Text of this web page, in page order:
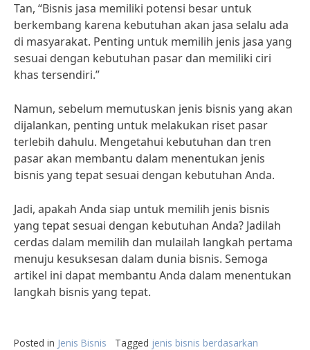
Tan, “Bisnis jasa memiliki potensi besar untuk
berkembang karena kebutuhan akan jasa selalu ada
di masyarakat. Penting untuk memilih jenis jasa yang
sesuai dengan kebutuhan pasar dan memiliki ciri
khas tersendiri.”
Namun, sebelum memutuskan jenis bisnis yang akan
dijalankan, penting untuk melakukan riset pasar
terlebih dahulu. Mengetahui kebutuhan dan tren
pasar akan membantu dalam menentukan jenis
bisnis yang tepat sesuai dengan kebutuhan Anda.
Jadi, apakah Anda siap untuk memilih jenis bisnis
yang tepat sesuai dengan kebutuhan Anda? Jadilah
cerdas dalam memilih dan mulailah langkah pertama
menuju kesuksesan dalam dunia bisnis. Semoga
artikel ini dapat membantu Anda dalam menentukan
langkah bisnis yang tepat.
Posted in Jenis Bisnis Tagged jenis bisnis berdasarkan